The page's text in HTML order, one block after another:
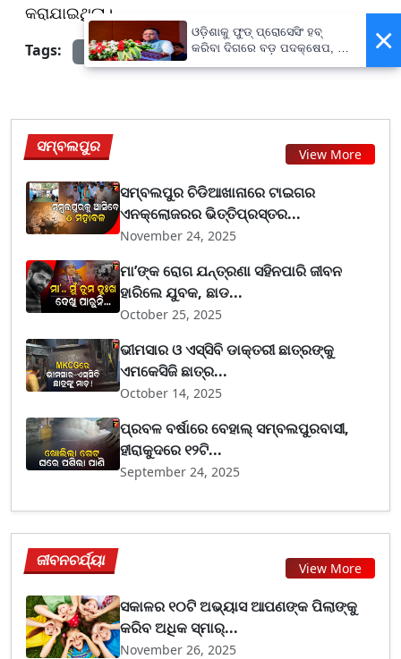
କରାଯାଇଥିଲା।
Tags: prameyanews7
ସମ୍ବଲପୁର View More
ସମ୍ବଲପୁର ଚିଡିଆଖାନାରେ ଟାଇଗର
ଏନକ୍ଲୋଜରର ଭିତ୍ତିପ୍ରସ୍ତର...
November 24, 2025
ମା’ଙ୍କ ରୋଗ ଯନ୍ତ୍ରଣା ସହିନପାରି ଜୀବନ
ହାରିଲେ ଯୁବକ, ଛାଡ...
October 25, 2025
ଭୀମସାର ଓ ଏସ୍‌ସିବି ଡାକ୍ତରୀ ଛାତ୍ରଙ୍କୁ
ଏମକେସିଜି ଛାତ୍ର...
October 14, 2025
ପ୍ରବଳ ବର୍ଷାରେ ବେହାଲ୍ ସମ୍ବଲପୁରବାସୀ,
ହୀରାକୁଦରେ ୧୨ଟି...
September 24, 2025
ଜୀବନଚର୍ଯ୍ୟା View More
ସକାଳର ୧୦ଟି ଅଭ୍ୟାସ ଆପଣଙ୍କ ପିଲାଙ୍କୁ
କରିବ ଅଧିକ ସ୍ମାର୍...
November 26, 2025
×
ଓଡ଼ିଶାକୁ ଫୁଡ୍ ପ୍ରୋସେସିଂ ହବ୍
କରିବା ଦିଗରେ ବଡ଼ ପଦକ୍ଷେପ, ୪୨
ହଜାରରୁ ଅଧିକ ନିଯୁକ୍ତି ସୁଯୋଗ